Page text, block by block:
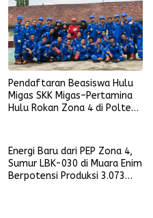
Pendaftaran Beasiswa Hulu
Migas SKK Migas–Pertamina
Hulu Rokan Zona 4 di Poltek
Energi Baru dari PEP Zona 4,
Sumur LBK-030 di Muara Enim
Berpotensi Produksi 3.073